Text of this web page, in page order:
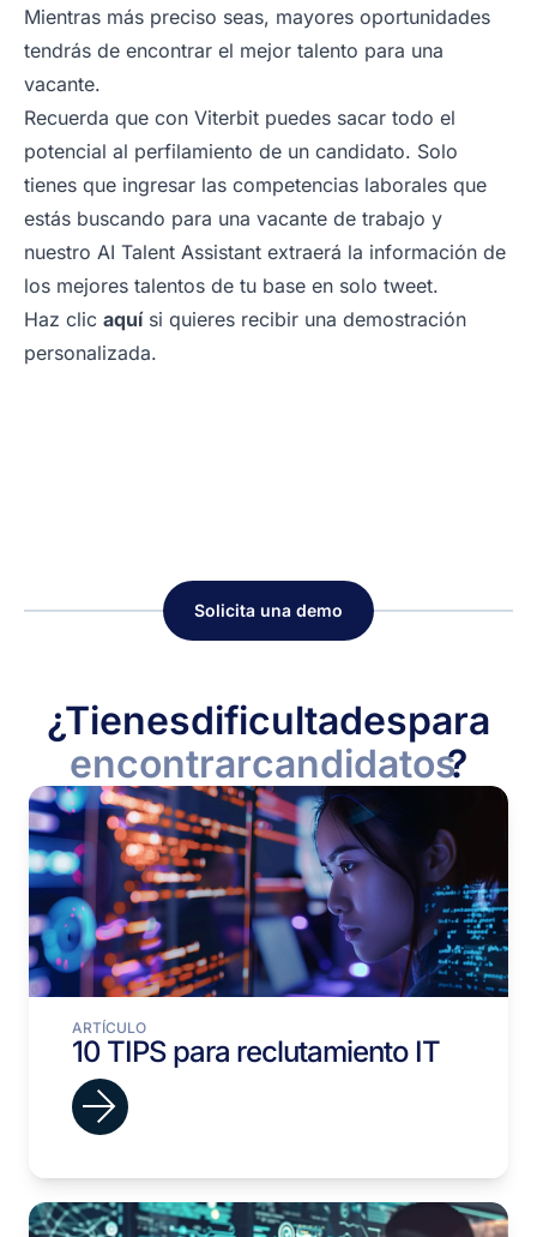
Mientras más preciso seas, mayores oportunidades
tendrás de encontrar el mejor talento para una
vacante.
Recuerda que con Viterbit puedes sacar todo el
potencial al perfilamiento de un candidato. Solo
tienes que ingresar las competencias laborales que
estás buscando para una vacante de trabajo y
nuestro AI Talent Assistant extraerá la información de
los mejores talentos de tu base en solo tweet.
Haz clic aquísi quieres recibir una demostración
personalizada.
Solicita una demo
¿Tienesdificultadespara
encontrarcandidatos?
ARTÍCULO
10 TIPS para reclutamiento IT